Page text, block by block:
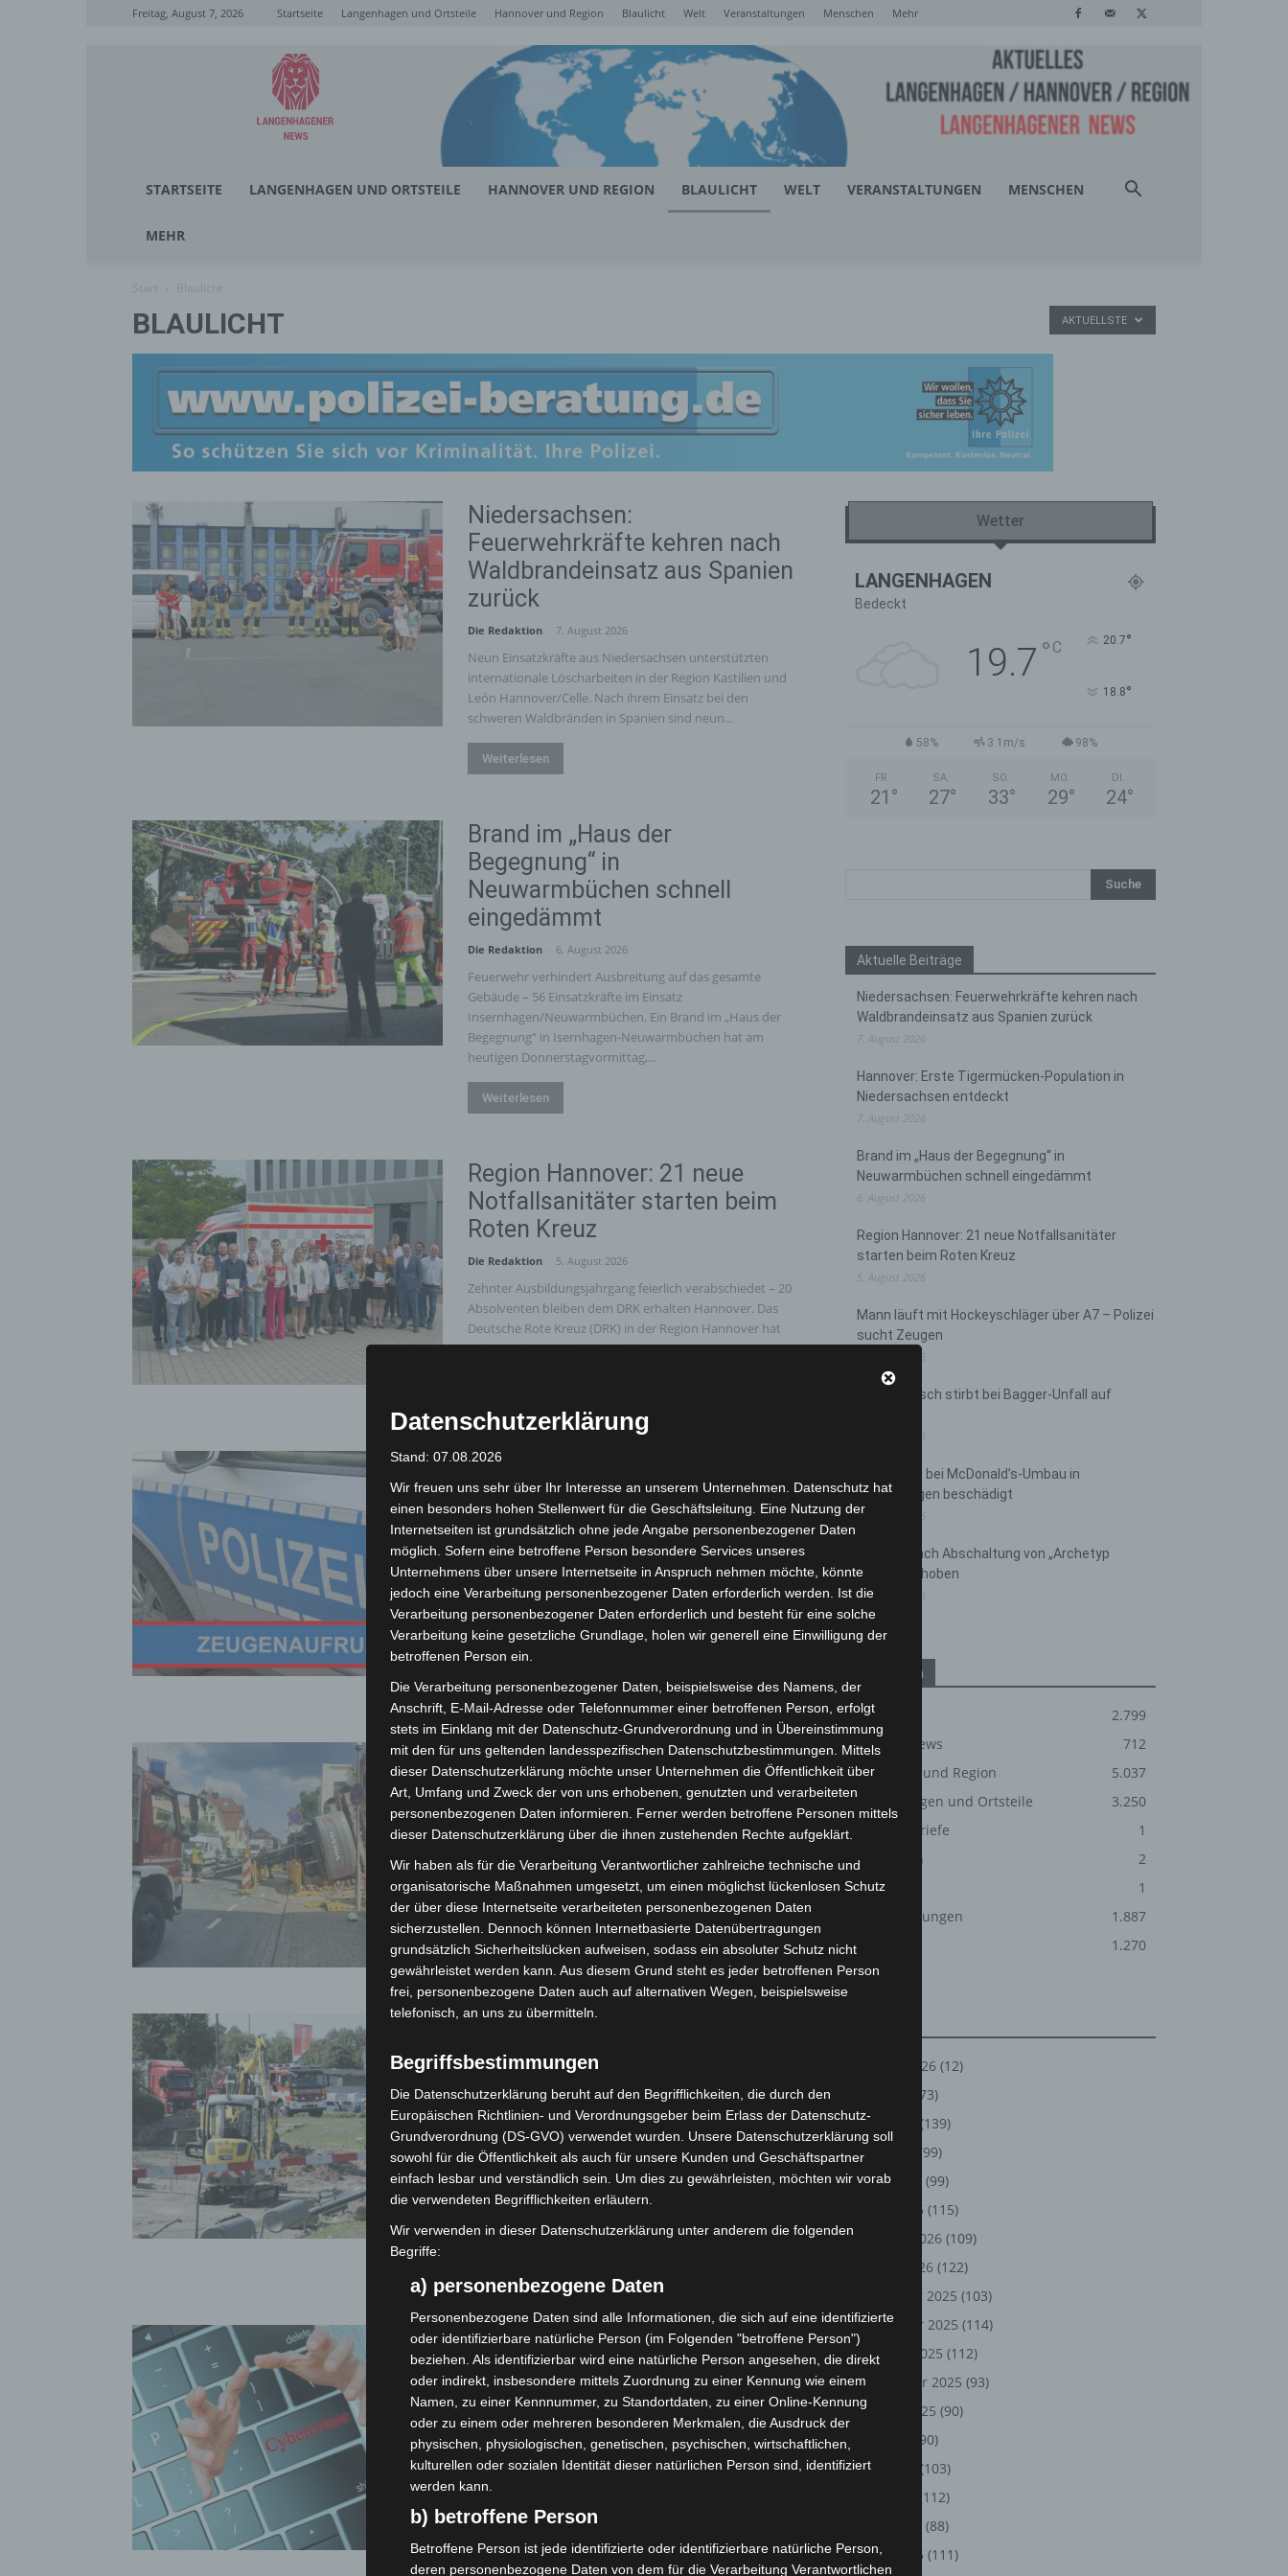
Freitag, August 7, 2026 Startseite Langenhagen und Ortsteile Hannover und Region Blaulicht Welt Veranstaltungen Menschen Mehr
Langenhagener
News
STARTSEITE LANGENHAGEN UND ORTSTEILE HANNOVER UND REGION BLAULICHT WELT VERANSTALTUNGEN MENSCHEN
MEHR
BLAULICHT AKTUELLSTE
Niedersachsen:
Feuerwehrkräfte kehren nach
Waldbrandeinsatz aus Spanien
zurück
Die Redaktion 7. August 2026
Neun Einsatzkräfte aus Niedersachsen unterstützten
internationale Löscharbeiten in der Region Kastilien und
León Hannover/Celle. Nach ihrem Einsatz bei den
schweren Waldbränden in Spanien sind neun...
Weiterlesen
Brand im „Haus der
Begegnung“ in
Neuwarmbüchen schnell
eingedämmt
Die Redaktion 6. August 2026
Feuerwehr verhindert Ausbreitung auf das gesamte
Gebäude – 56 Einsatzkräfte im Einsatz
Insernhagen/Neuwarmbüchen. Ein Brand im „Haus der
Begegnung“ in Isernhagen-Neuwarmbüchen hat am
heutigen Donnerstagvormittag,...
Weiterlesen
Region Hannover: 21 neue
Notfallsanitäter starten beim
Roten Kreuz
Die Redaktion 5. August 2026
Zehnter Ausbildungsjahrgang feierlich verabschiedet – 20
Absolventen bleiben dem DRK erhalten Hannover. Das
Deutsche Rote Kreuz (DRK) in der Region Hannover hat
seinen zehnten Ausbildungsjahrgang...
Mann läuft mit
Hockeyschläger über A7 –
Polizei sucht Zeugen
Die Redaktion - 5. August 2026
27-Jähriger versucht auf der Autobahn Fahrzeuge
anzuhalten – Ermittler bitten gefährdete
Verkehrsteilnehmer um Hinweise Hannover. Ein 27 Jahre
alter Mann hat am Montagmittag (03.08.2026) auf...
Celle: Mensch stirbt bei
Bagger-Unfall auf Baustelle
Die Redaktion - 5. August 2026
Kettenbagger kippt bei Abrissarbeiten um – Feuerwehr
barg eingeklemmte Person Celle. Bei einem schweren
Arbeitsunfall auf einer Baustelle in Celle ist am
Mittwochnachmittag ein Mensch...
Weiterlesen
Umbau in Langenhagen
beschädigt
Die Redaktion - 5. August 2026
Feuerwehreinsatz an der Westfalenstraße – Baustelle
gesichert, Reparatur läuft Langenhagen. Bei
Umbauarbeiten an einer McDonald’s-Filiale in
Langenhagen ist am heutigen Montagvormittag eine
Gasleitung beschädigt worden....
Anklage nach Abschaltung von
„Archetyp Market“ erhoben
Die Redaktion - 3. August 2026
Mutmaßlicher Betreiber des größten Drogenmarktplatzes
im Darknet muss sich vor dem Landgericht Frankfurt
verantworten Wiesbaden. Mehr als ein Jahr nach der
Zerschlagung des Darknet-Marktplatzes „Archetyp...
Weiterlesen
Wetter
LANGENHAGEN
Bedeckt
19.7 ° C 20.7°
18.8°
58% 3.1m/s 98%
FR.
21 °
SA.
27°
SO.
33°
MO.
29°
DI.
24°
Aktuelle Beiträge
Niedersachsen: Feuerwehrkräfte kehren nach
Waldbrandeinsatz aus Spanien zurück
7. August 2026
Hannover: Erste Tigermücken-Population in
Niedersachsen entdeckt
7. August 2026
Brand im „Haus der Begegnung“ in
Neuwarmbüchen schnell eingedämmt
6. August 2026
Region Hannover: 21 neue Notfallsanitäter
starten beim Roten Kreuz
5. August 2026
Mann läuft mit Hockeyschläger über A7 – Polizei
sucht Zeugen
Celle: Mensch stirbt bei Bagger-Unfall auf
Gasleitung bei McDonald’s-Umbau in
Langenhagen beschädigt
5. August 2026
Anklage nach Abschaltung von „Archetyp
Market“ erhoben
3. August 2026
Kategorien
Blaulicht
2.799
Corona-News
712
Hannover und Region
5.037
Langenhagen und Ortsteile
3.250
Leserbriefe
1
Menschen
2
Über uns
1
Veranstaltungen
1.887
1.270
August 2026 (12)
(73)
Juni 2026
(139)
Mai 2026
(99)
April 2026
(99)
März 2026 (115)
Februar 2026 (109)
Januar 2026 (122)
Dezember 2025 (103)
November 2025 (114)
Oktober 2025 (112)
September 2025 (93)
August 2025 (90)
(90)
Juni 2025
(103)
(112)
(88)
März 2025 (111)
Datenschutzerklärung
Stand: 07.08.2026
Wir freuen uns sehr über Ihr Interesse an unserem Unternehmen. Datenschutz hat
einen besonders hohen Stellenwert für die Geschäftsleitung. Eine Nutzung der
Internetseiten ist grundsätzlich ohne jede Angabe personenbezogener Daten
möglich. Sofern eine betroffene Person besondere Services unseres
Unternehmens über unsere Internetseite in Anspruch nehmen möchte, könnte
jedoch eine Verarbeitung personenbezogener Daten erforderlich werden. Ist die
Verarbeitung personenbezogener Daten erforderlich und besteht für eine solche
Verarbeitung keine gesetzliche Grundlage, holen wir generell eine Einwilligung der
betroffenen Person ein.
Die Verarbeitung personenbezogener Daten, beispielsweise des Namens, der
Anschrift, E-Mail-Adresse oder Telefonnummer einer betroffenen Person, erfolgt
stets im Einklang mit der Datenschutz-Grundverordnung und in Übereinstimmung
mit den für uns geltenden landesspezifischen Datenschutzbestimmungen. Mittels
dieser Datenschutzerklärung möchte unser Unternehmen die Öffentlichkeit über
Art, Umfang und Zweck der von uns erhobenen, genutzten und verarbeiteten
personenbezogenen Daten informieren. Ferner werden betroffene Personen mittels
dieser Datenschutzerklärung über die ihnen zustehenden Rechte aufgeklärt.
Wir haben als für die Verarbeitung Verantwortlicher zahlreiche technische und
organisatorische Maßnahmen umgesetzt, um einen möglichst lückenlosen Schutz
der über diese Internetseite verarbeiteten personenbezogenen Daten
sicherzustellen. Dennoch können Internetbasierte Datenübertragungen
grundsätzlich Sicherheitslücken aufweisen, sodass ein absoluter Schutz nicht
gewährleistet werden kann. Aus diesem Grund steht es jeder betroffenen Person
frei, personenbezogene Daten auch auf alternativen Wegen, beispielsweise
telefonisch, an uns zu übermitteln.
Begriffsbestimmungen
Die Datenschutzerklärung beruht auf den Begrifflichkeiten, die durch den
Europäischen Richtlinien- und Verordnungsgeber beim Erlass der Datenschutz-
Grundverordnung (DS-GVO) verwendet wurden. Unsere Datenschutzerklärung soll
sowohl für die Öffentlichkeit als auch für unsere Kunden und Geschäftspartner
einfach lesbar und verständlich sein. Um dies zu gewährleisten, möchten wir vorab
die verwendeten Begrifflichkeiten erläutern.
Wir verwenden in dieser Datenschutzerklärung unter anderem die folgenden
Begriffe:
a) personenbezogene Daten
Personenbezogene Daten sind alle Informationen, die sich auf eine identifizierte
oder identifizierbare natürliche Person (im Folgenden "betroffene Person")
beziehen. Als identifizierbar wird eine natürliche Person angesehen, die direkt
oder indirekt, insbesondere mittels Zuordnung zu einer Kennung wie einem
Namen, zu einer Kennnummer, zu Standortdaten, zu einer Online-Kennung
oder zu einem oder mehreren besonderen Merkmalen, die Ausdruck der
physischen, physiologischen, genetischen, psychischen, wirtschaftlichen,
kulturellen oder sozialen Identität dieser natürlichen Person sind, identifiziert
werden kann.
b) betroffene Person
Betroffene Person ist jede identifizierte oder identifizierbare natürliche Person,
deren personenbezogene Daten von dem für die Verarbeitung Verantwortlichen